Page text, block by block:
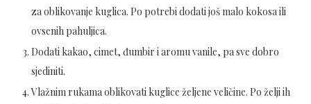
za oblikovanje kuglica. Po potrebi dodati još malo kokosa ili
ovsenih pahuljica.
Dodati kakao, cimet, đumbir i aromu vanile, pa sve dobro
sjediniti.
Vlažnim rukama oblikovati kuglice željene veličine. Po želji ih